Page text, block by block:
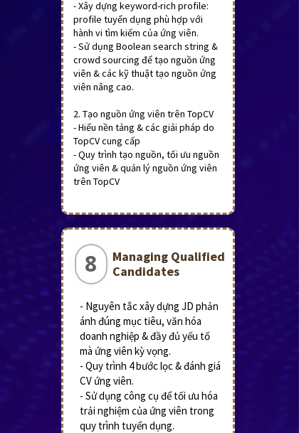
- Xây dựng keyword-rich profile:
profile tuyển dụng phù hợp với
hành vi tìm kiếm của ứng viên.
- Sử dụng Boolean search string &
crowd sourcing để tạo nguồn ứng
viên & các kỹ thuật tạo nguồn ứng
viên nâng cao.
2. Tạo nguồn ứng viên trên TopCV
- Hiểu nền tảng & các giải pháp do
TopCV cung cấp
- Quy trình tạo nguồn, tối ưu nguồn
ứng viên & quản lý nguồn ứng viên
trên TopCV
Managing Qualified
Candidates
- Nguyên tắc xây dựng JD phản
ánh đúng mục tiêu, văn hóa
doanh nghiệp & đầy đủ yếu tố
mà ứng viên kỳ vọng.
- Quy trình 4 bước lọc & đánh giá
CV ứng viên.
- Sử dụng công cụ để tối ưu hóa
trải nghiệm của ứng viên trong
quy trình tuyển dụng.
8